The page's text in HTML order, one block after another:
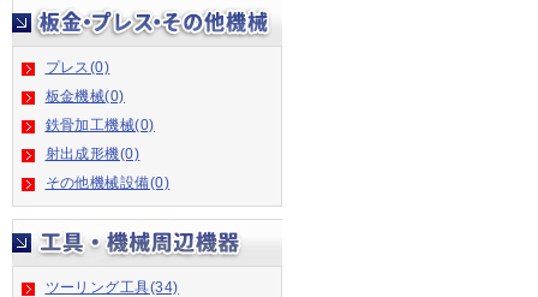
プレス(0)
板金機械(0)
鉄骨加工機械(0)
射出成形機(0)
その他機械設備(0)
ツーリング工具(34)